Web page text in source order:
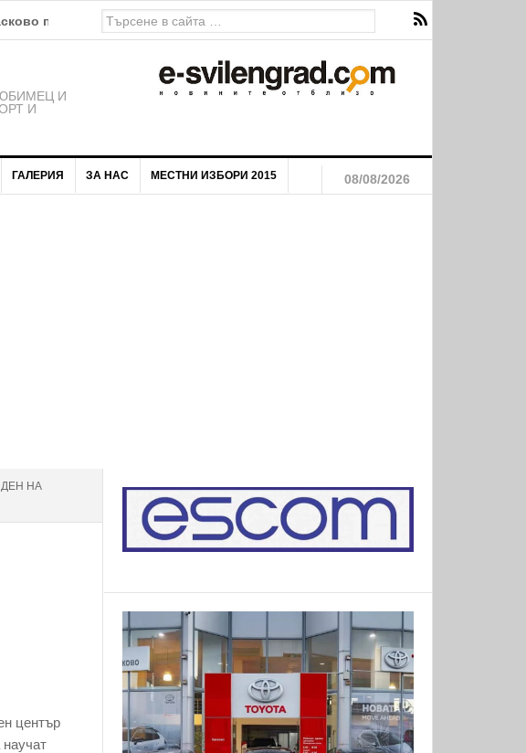
предупреждава за екстремен риск от пожари
И
И
ГАЛЕРИЯ ЗА НАС МЕСТНИ ИЗБОРИ 2015 08/08/2026
НА
център